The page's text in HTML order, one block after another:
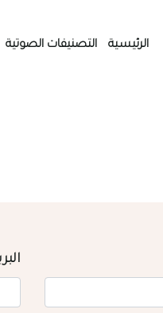
الرئيسية التصنيفات الصوتية